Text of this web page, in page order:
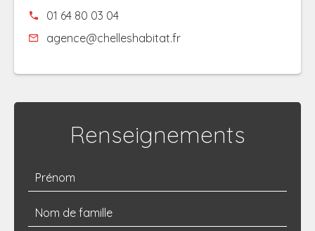
01 64 80 03 04
agence@chelleshabitat.fr
Renseignements